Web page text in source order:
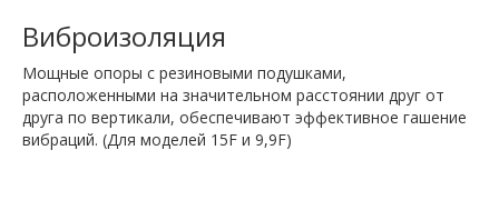
Виброизоляция
Мощные опоры с резиновыми подушками,
расположенными на значительном расстоянии друг от
друга по вертикали, обеспечивают эффективное гашение
вибраций. (Для моделей 15F и 9,9F)